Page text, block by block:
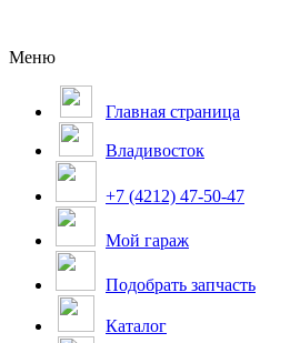
Меню
Главная страница
Владивосток
+7 (4212) 47-50-47
Мой гараж
Подобрать запчасть
Каталог